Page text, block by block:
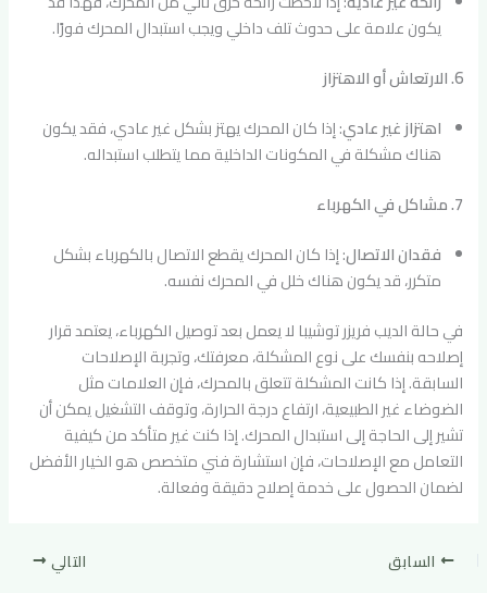
يكون علامة على حدوث تلف داخلي ويجب استبدال المحرك فورًا.
6. الارتعاش أو الاهتزاز
اهتزاز غير عادي: إذا كان المحرك يهتز بشكل غير عادي، فقد يكون
هناك مشكلة في المكونات الداخلية مما يتطلب استبداله.
7. مشاكل في الكهرباء
فقدان الاتصال: إذا كان المحرك يقطع الاتصال بالكهرباء بشكل
متكرر، قد يكون هناك خلل في المحرك نفسه.
في حالة الديب فريزر توشيبا لا يعمل بعد توصيل الكهرباء، يعتمد قرار
إصلاحه بنفسك على نوع المشكلة، معرفتك، وتجربة الإصلاحات
السابقة. إذا كانت المشكلة تتعلق بالمحرك، فإن العلامات مثل
الضوضاء غير الطبيعية، ارتفاع درجة الحرارة، وتوقف التشغيل يمكن أن
تشير إلى الحاجة إلى استبدال المحرك. إذا كنت غير متأكد من كيفية
التعامل مع الإصلاحات، فإن استشارة فني متخصص هو الخيار الأفضل
لضمان الحصول على خدمة إصلاح دقيقة وفعالة.
السابق التالي